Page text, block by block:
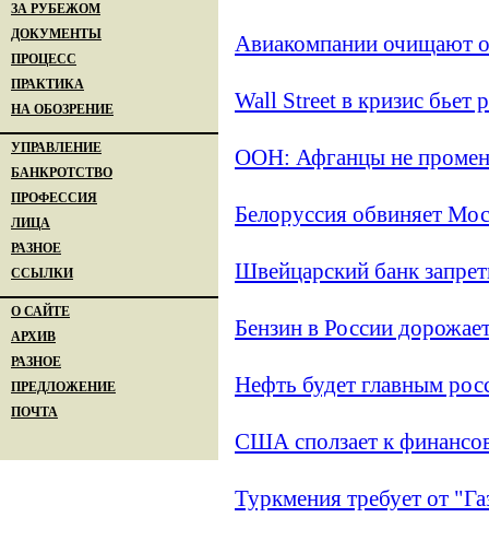
ЗА РУБЕЖОМ
ДОКУМЕНТЫ
ПРОЦЕСС
ПРАКТИКА
НА ОБОЗРЕНИЕ
УПРАВЛЕНИЕ
БАНКРОТСТВО
ПРОФЕССИЯ
ЛИЦА
РАЗНОЕ
ССЫЛКИ
О САЙТЕ
АРХИВ
РАЗНОЕ
ПРЕДЛОЖЕНИЕ
ПОЧТА
Авиакомпании очищают
Wall Street в кризис бьет
ООН: Афганцы не
Белоруссия обвиняет
Швейцарский банк
Бензин в России
Нефть будет главным
США сползает к
Туркмения требует от